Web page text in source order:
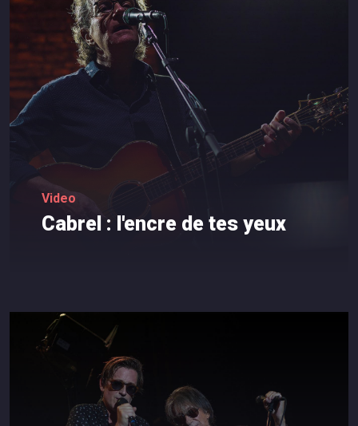
Video
Cabrel : l'encre de tes yeux